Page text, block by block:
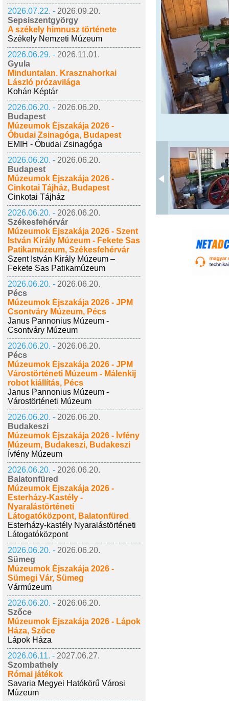
2026.07.22. - 2026.09.20.
Sepsiszentgyörgy
A székely himnusz története
Székely Nemzeti Múzeum
2026.06.29. - 2026.11.01.
Gyula
Minduntalan. Krasznahorkai
László prózavilága
Kohán Képtár
2026.06.20. - 2026.06.20.
Budapest
Múzeumok Éjszakája 2026 -
Óbudai Zsinagóga, Budapest
EMIH - Óbudai Zsinagóga
2026.06.20. - 2026.06.20.
Budapest
Múzeumok Éjszakája 2026 -
Cinkotai Tájház, Budapest
Cinkotai Tájház
2026.06.20. - 2026.06.20.
Székesfehérvár
Múzeumok Éjszakája 2026 - Szent
István Király Múzeum - Fekete Sas
Patikamúzeum, Székesfehérvár
Szent István Király Múzeum –
Fekete Sas Patikamúzeum
2026.06.20. - 2026.06.20.
Pécs
Múzeumok Éjszakája 2026 - JPM
Csontváry Múzeum, Pécs
Janus Pannonius Múzeum -
Csontváry Múzeum
2026.06.20. - 2026.06.20.
Pécs
Múzeumok Éjszakája 2026 - JPM
Várostörténeti Múzeum - Málenkij
robot kiállítás, Pécs
Janus Pannonius Múzeum -
Várostörténeti Múzeum
2026.06.20. - 2026.06.20.
Budakeszi
Múzeumok Éjszakája 2026 - Ívfény
Múzeum, Budakeszi, Budakeszi
Ívfény Múzeum
2026.06.20. - 2026.06.20.
Balatonfüred
Múzeumok Éjszakája 2026 -
Esterházy-Kastély -
Nyaralástörténeti
Látogatóközpont, Balatonfüred
Esterházy-kastély Nyaralástörténeti
Látogatóközpont
2026.06.20. - 2026.06.20.
Sümeg
Múzeumok Éjszakája 2026 -
Sümegi Vár, Sümeg
Vármúzeum
2026.06.20. - 2026.06.20.
Szőce
Múzeumok Éjszakája 2026 - Lápok
Háza, Szőce
Lápok Háza
2026.06.11. - 2027.06.27.
Szombathely
Római játékok
Savaria Megyei Hatókörű Városi
Múzeum